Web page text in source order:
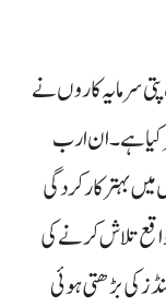
43 فیصد ارب پتی سرمایہ کاروں نے
کیا ہے۔ ان ارب
میں بہتر کارکردگی
تلاش کرنے کی
کی بڑھتی ہوئی